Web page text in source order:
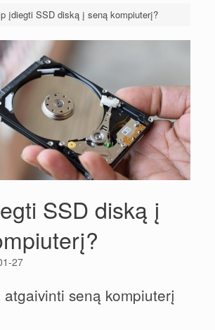
įdiegti SSD diską į seną kompiuterį?
SSD diską į
27
seną kompiuterį